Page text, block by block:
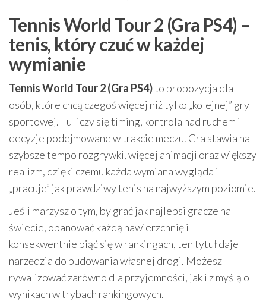
Tennis World Tour 2 (Gra PS4) –
tenis, który czuć w każdej
wymianie
Tennis World Tour 2 (Gra PS4)to propozycja dla
osób, które chcą czegoś więcej niż tylko „kolejnej” gry
sportowej. Tu liczy się timing, kontrola nad ruchem i
decyzje podejmowane w trakcie meczu. Gra stawia na
szybsze tempo rozgrywki, więcej animacji oraz większy
realizm, dzięki czemu każda wymiana wygląda i
„pracuje” jak prawdziwy tenis na najwyższym poziomie.
Jeśli marzysz o tym, by grać jak najlepsi gracze na
świecie, opanować każdą nawierzchnię i
konsekwentnie piąć się w rankingach, ten tytuł daje
narzędzia do budowania własnej drogi. Możesz
rywalizować zarówno dla przyjemności, jak i z myślą o
wynikach w trybach rankingowych.